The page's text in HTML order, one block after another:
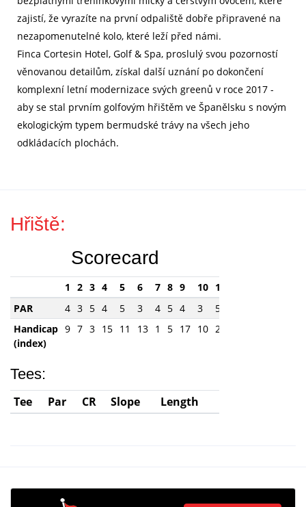
zajistí, že vyrazíte na první odpaliště dobře připravené na
nezapomenutelné kolo, které leží před námi.
Finca Cortesin Hotel, Golf & Spa, proslulý svou pozorností
věnovanou detailům, získal další uznání po dokončení
komplexní letní modernizace svých greenů v roce 2017 -
aby se stal prvním golfovým hřištěm ve Španělsku s novým
ekologickým typem bermudské trávy na všech jeho
odkládacích plochách.
Hřiště:
Scorecard
1 2 3 4 5 6 7 8 9 10 11
PAR
4 3 5 4 5 3 4 5 4 3 5
Handicap
(index)
9 7 3 15 11 13 1 5 17 10 2
Tees:
Tee Par CR Slope Length